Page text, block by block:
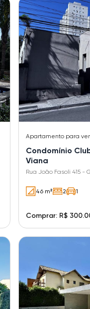
Apartamento para
Condomínio
Viana
Rua João Fasoli 415 -
46 m² 2 1
Comprar: R$